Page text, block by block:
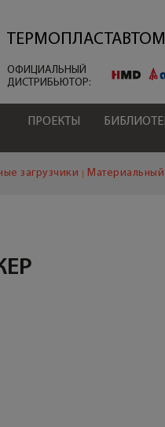
ОФИЦИАЛЬНЫЙ
ДИСТРИБЬЮТОР:
ПРОЕКТЫ
загрузчики Материальный